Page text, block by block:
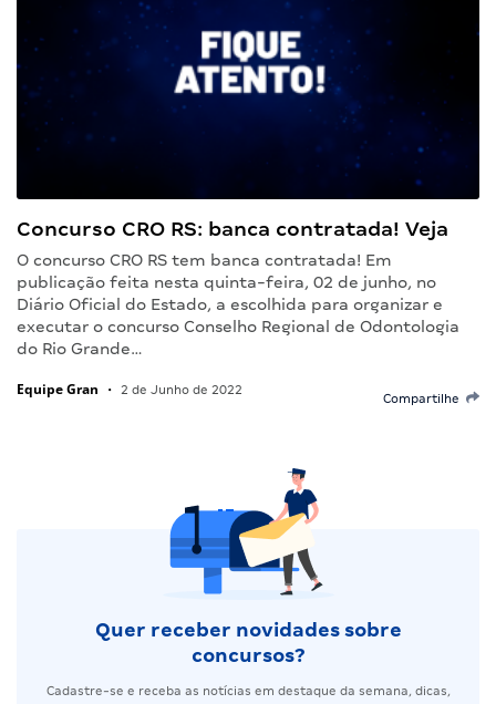
Concurso CRO RS: banca contratada! Veja
O concurso CRO RS tem banca contratada! Em
publicação feita nesta quinta-feira, 02 de junho, no
Diário Oficial do Estado, a escolhida para organizar e
executar o concurso Conselho Regional de Odontologia
do Rio Grande…
Equipe Gran • 2 de Junho de 2022
Compartilhe
Quer receber novidades sobre
concursos?
Cadastre-se e receba as notícias em destaque da semana, dicas,